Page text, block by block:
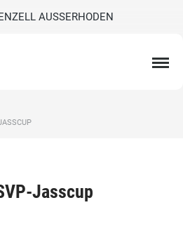
AUSSERHODEN
Jasscup